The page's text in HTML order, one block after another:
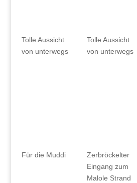
Tolle Aussicht
von unterwegs
Tolle Aussicht
von unterwegs
Für die Muddi
Zerbröckelter
Eingang zum
Malole Strand